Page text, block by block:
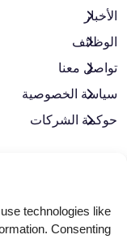
technologies like
Consenting
الأخبار
الوظائف
تواصل معنا
سياسة الخصوصية
حوكمة الشركات